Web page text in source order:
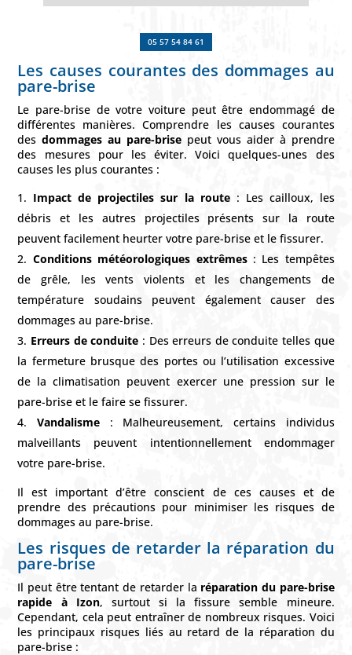
05 57 54 84 61
Les causes courantes des dommages au
pare-brise
Le pare-brise de votre voiture peut être endommagé de
différentes manières. Comprendre les causes courantes
desdommages au pare-brise peut vous aider à prendre
des mesures pour les éviter. Voici quelques-unes des
causes les plus courantes :
Impact de projectiles sur la route: Les cailloux, les
débris et les autres projectiles présents sur la route
peuvent facilement heurter votre pare-brise et le fissurer.
Conditions météorologiques extrêmes: Les tempêtes
de grêle, les vents violents et les changements de
température soudains peuvent également causer des
dommages au pare-brise.
Erreurs de conduite : Des erreurs de conduite telles que
la fermeture brusque des portes ou l’utilisation excessive
de la climatisation peuvent exercer une pression sur le
pare-brise et le faire se fissurer.
Vandalisme : Malheureusement, certains individus
malveillants peuvent intentionnellement endommager
votre pare-brise.
Il est important d’être conscient de ces causes et de
prendre des précautions pour minimiser les risques de
dommages au pare-brise.
Les risques de retarder la réparation du
pare-brise
Il peut être tentant de retarder la réparation du pare-brise
rapide à Izon, surtout si la fissure semble mineure.
Cependant, cela peut entraîner de nombreux risques. Voici
les principaux risques liés au retard de la réparation du
pare-brise :